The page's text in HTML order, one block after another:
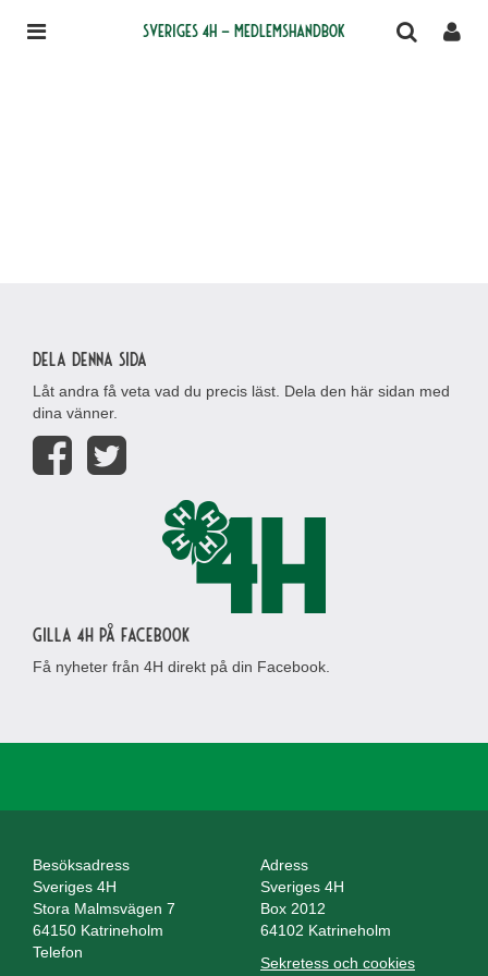
Sveriges 4H – medlemshandbok
Dela denna sida
Låt andra få veta vad du precis läst. Dela den här sidan med
dina vänner.
Gilla 4H på Facebook
Få nyheter från 4H direkt på din Facebook.
Besöksadress
Sveriges 4H
Stora Malmsvägen 7
64150 Katrineholm
Adress
Sveriges 4H
Box 2012
64102 Katrineholm
Telefon
Sekretess och cookies